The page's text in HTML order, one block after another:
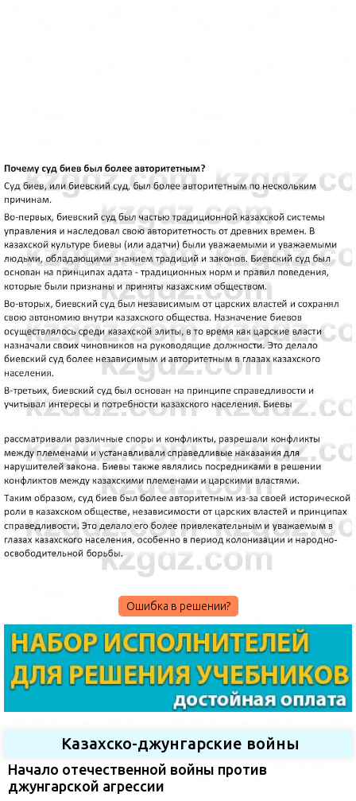
Ошибка в решении?
Казахско-джунгарские войны
Начало отечественной войны против
джунгарской агрессии